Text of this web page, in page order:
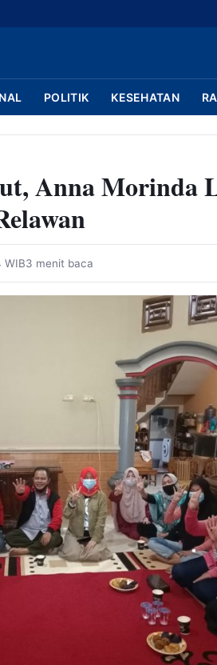
POLITIK KESEHATAN
Anna Morinda
WIB3 menit baca